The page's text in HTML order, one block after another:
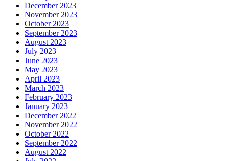
December 2023
November 2023
October 2023
September 2023
August 2023
July 2023
June 2023
May 2023
April 2023
March 2023
February 2023
January 2023
December 2022
November 2022
October 2022
September 2022
August 2022